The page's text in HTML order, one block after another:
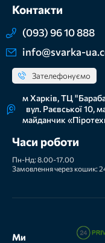
Контакти
(093) 96 10 888
info@svarka-
Зателефонуємо
м Харків, ТЦ
вул. Раєвської 10,
майданчик
Часи роботи
Пн-Нд: 8.00-17.00
Замовлення через кошик:
Ми